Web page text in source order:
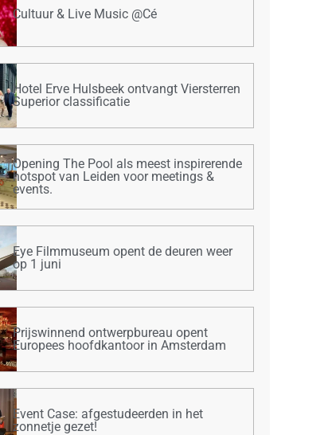
Cultuur & Live Music @Cé
Hotel Erve Hulsbeek ontvangt Viersterren
Superior classificatie
Opening The Pool als meest inspirerende
hotspot van Leiden voor meetings &
events.
Eye Filmmuseum opent de deuren weer
op 1 juni
Prijswinnend ontwerpbureau opent
Europees hoofdkantoor in Amsterdam
Event Case: afgestudeerden in het
zonnetje gezet!